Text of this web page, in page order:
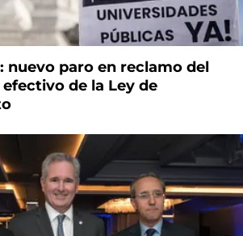
nuevo paro en reclamo del
de la Ley de